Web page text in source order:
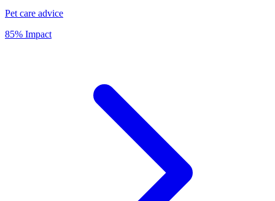
Pet care advice
85% Impact